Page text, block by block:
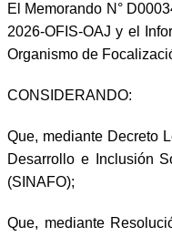
El Memorando N°
2026-OFIS-OAJ y el
Organismo de
CONSIDERANDO:
Que, mediante Decreto
Desarrollo e Inclusión
(SINAFO);
Que, mediante